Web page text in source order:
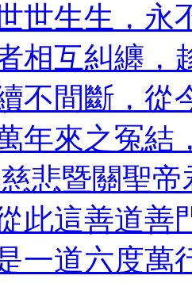
世生生，永
相互糾纏，
不間斷，從
年來之冤結
悲暨關聖
此這善道善
一道六度萬